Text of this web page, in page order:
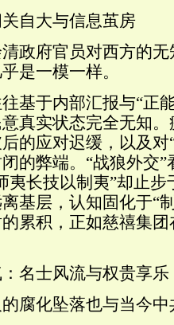
自大与信息茧房
清政府官员对西方的
是一模一样。
基于内部汇报与“正
真实状态完全无知
的应对迟缓，以及对
的弊端。“战狼外交
夷长技以制夷”却止
基层，认知固化于“
累积，正如慈禧集
名士风流与权贵享乐
腐化坠落也与当今